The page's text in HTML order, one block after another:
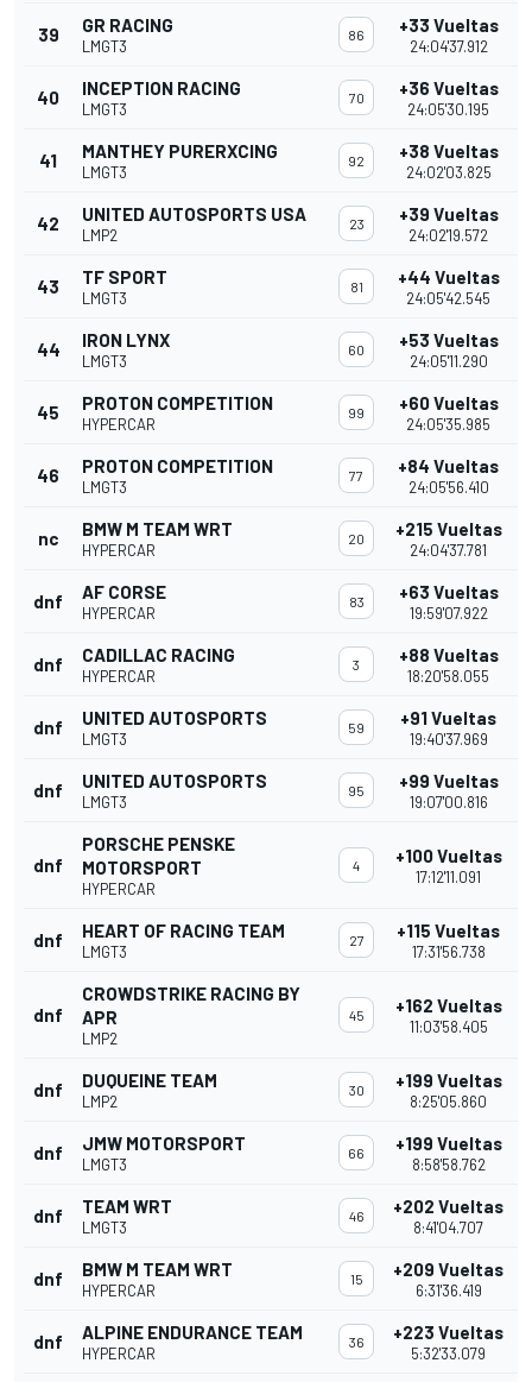
39 GR RACING
LMGT3
86 +33 Vueltas
24:04'37.912
40 INCEPTION RACING
LMGT3
70 +36 Vueltas
24:05'30.195
41 MANTHEY PURERXCING
LMGT3
92 +38 Vueltas
24:02'03.825
42 UNITED AUTOSPORTS USA
LMP2
23 +39 Vueltas
24:02'19.572
43 TF SPORT
LMGT3
81 +44 Vueltas
24:05'42.545
44 IRON LYNX
LMGT3
60 +53 Vueltas
24:05'11.290
45 PROTON COMPETITION
HYPERCAR
99 +60 Vueltas
24:05'35.985
46 PROTON COMPETITION
LMGT3
77 +84 Vueltas
24:05'56.410
nc BMW M TEAM WRT
HYPERCAR
20 +215 Vueltas
24:04'37.781
dnf AF CORSE
HYPERCAR
83 +63 Vueltas
19:59'07.922
dnf CADILLAC RACING
HYPERCAR
3 +88 Vueltas
18:20'58.055
dnf UNITED AUTOSPORTS
LMGT3
59 +91 Vueltas
19:40'37.969
dnf UNITED AUTOSPORTS
LMGT3
95 +99 Vueltas
19:07'00.816
dnf
PORSCHE PENSKE
MOTORSPORT
HYPERCAR
4 +100 Vueltas
17:12'11.091
dnf HEART OF RACING TEAM
LMGT3
27 +115 Vueltas
17:31'56.738
dnf
CROWDSTRIKE RACING BY
APR
LMP2
45 +162 Vueltas
11:03'58.405
dnf DUQUEINE TEAM
LMP2
30 +199 Vueltas
8:25'05.860
dnf JMW MOTORSPORT
LMGT3
66 +199 Vueltas
8:58'58.762
dnf TEAM WRT
LMGT3
46 +202 Vueltas
8:41'04.707
dnf BMW M TEAM WRT
HYPERCAR
15 +209 Vueltas
6:31'36.419
dnf ALPINE ENDURANCE TEAM
HYPERCAR
36 +223 Vueltas
5:32'33.079